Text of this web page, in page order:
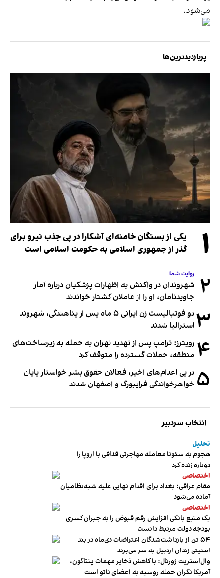
می‌شود.
پربازدیدترین‌ها
۱
یکی از بستگان خامنه‌ای آشکارا در پی جذب نیرو برای
گذر از جمهوری اسلامی به حکومت اسلامی است
۲ روایت شما
شهروندان در واکنش به اظهارات پزشکیان درباره آمار
جاویدنامان، او را از عاملان کشتار خواندند
۳
دو فوتبالیست زن ایرانی ۵ ماه پس از پناهندگی، شهروند
استرالیا شدند
۴ رویترز: ترامپ پس از تهدید تهران به حمله به زیرساخت‌های
منطقه، حملات گسترده را متوقف کرد
۵ در پی اعدام‌های اخیر، فعالان حقوق بشر خواستار پایان
خواهرخواندگی فرایبورگ و اصفهان شدند
انتخاب سردبیر
تحلیل
هجوم به سئوتا معامله مهاجرتی قذافی با اروپا را
دوباره زنده کرد
اختصاصی
مقام عراقی: بغداد برای اقدام نهایی علیه شبه‌نظامیان
آماده می‌شود
اختصاصی
یک منبع بانکی افزایش رقم قبوض را به جبران کسری
بودجه دولت مرتبط دانست
۵۴ تن از بازداشت‌شدگان اعتراضات دی‌ماه در بند
امنیتی زندان اردبیل به سر می‌برند
وال‌استریت ژورنال: با کاهش ذخایر مهمات پنتاگون،
آمریکا نگران حمله روسیه به اعضای ناتو‌ است